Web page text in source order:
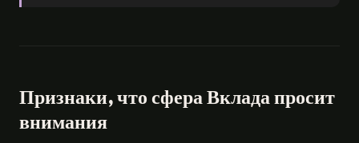
Признаки, что сфера Вклада просит
внимания